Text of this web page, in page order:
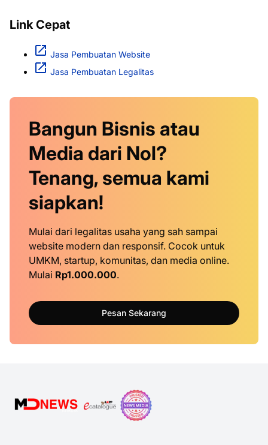
Link Cepat
Jasa Pembuatan Website
Jasa Pembuatan Legalitas
Bangun Bisnis atau
Media dari Nol?
Tenang, semua kami
siapkan!
Mulai dari legalitas usaha yang sah sampai
website modern dan responsif. Cocok untuk
UMKM, startup, komunitas, dan media online.
Mulai Rp1.000.000.
Pesan Sekarang